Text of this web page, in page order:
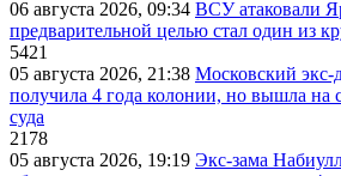
06 августа 2026, 09:34 ВСУ атаковали
предварительной целью стал один из
5421
05 августа 2026, 21:38 Московский экс-
получила 4 года колонии, но вышла на
суда
2178
05 августа 2026, 19:19 Экс-зама